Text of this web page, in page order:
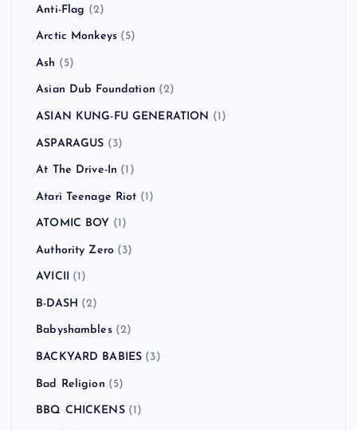
Anti-Flag (2)
Arctic Monkeys (5)
Ash (5)
Asian Dub Foundation (2)
ASIAN KUNG-FU GENERATION (1)
ASPARAGUS (3)
At The Drive-In (1)
Atari Teenage Riot (1)
ATOMIC BOY (1)
Authority Zero (3)
AVICII (1)
B-DASH (2)
Babyshambles(2)
BACKYARD BABIES (3)
Bad Religion (5)
BBQ CHICKENS(1)